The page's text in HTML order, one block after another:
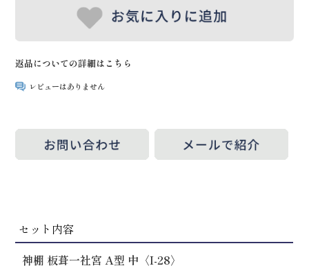
返品についての詳細はこちら
レビューはありません
セット内容
神棚 板葺一社宮 A型 中〈I-28〉